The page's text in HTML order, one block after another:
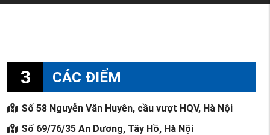
3 CÁC ĐIỂM
Số 58 Nguyễn Văn Huyên, cầu vượt HQV, Hà Nội
Số 69/76/35 An Dương, Tây Hồ, Hà Nội